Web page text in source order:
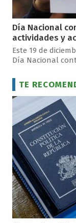
Día Nacional
actividades y
Este 19 de
Día Nacional
TE